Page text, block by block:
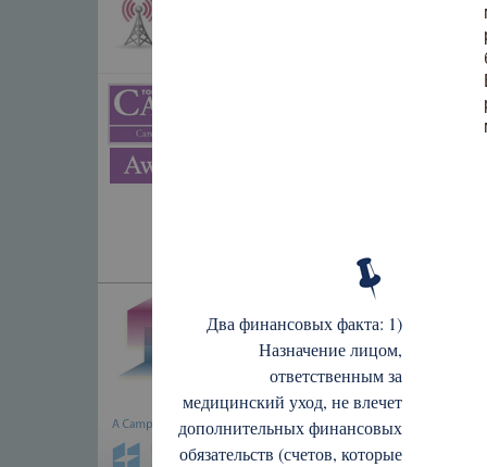
Два финансовых факта: 1)
Назначение лицом,
ответственным за
медицинский уход, не влечет
дополнительных финансовых
обязательств (счетов, которые